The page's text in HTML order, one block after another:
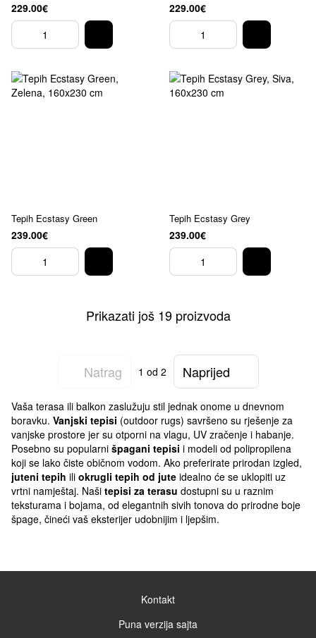
229.00€ 229.00€
Tepih Ecstasy Green
239.00€
Tepih Ecstasy Grey
239.00€
Prikazati još 19 proizvoda
Natrag 1 od 2 Naprijed
Vaša terasa ili balkon zaslužuju stil jednak onome u dnevnom
boravku. Vanjski tepisi (outdoor rugs) savršeno su rješenje za
vanjske prostore jer su otporni na vlagu, UV zračenje i habanje.
Posebno su popularni špagani tepisi i modeli od polipropilena
koji se lako čiste običnom vodom. Ako preferirate prirodan izgled,
juteni tepih ili okrugli tepih od jute idealno će se uklopiti uz
vrtni namještaj. Naši tepisi za terasu dostupni su u raznim
teksturama i bojama, od elegantnih sivih tonova do prirodne boje
špage, čineći vaš eksterijer udobnijim i ljepšim.
Kontakt
Puna verzija sajta